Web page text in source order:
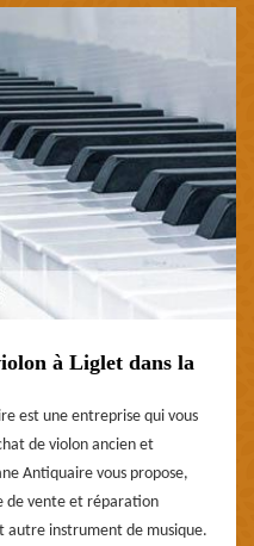
à Liglet dans la
est une entreprise qui vous
de violon ancien et
Antiquaire vous propose,
de vente et réparation
autre instrument de musique.